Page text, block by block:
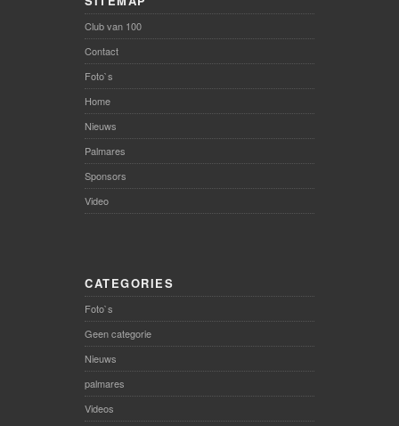
Club van 100
Contact
Foto`s
Home
Nieuws
Palmares
Sponsors
Video
CATEGORIES
Foto`s
Geen categorie
Nieuws
palmares
Videos